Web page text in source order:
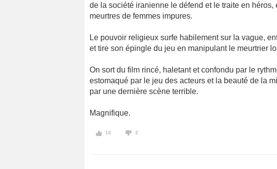
de la société iranienne le défend et le traite en
meurtres de femmes impures.
Le pouvoir religieux surfe habilement sur la vague,
et tire son épingle du jeu en manipulant le meurtrier
On sort du film rincé, haletant et confondu par le
estomaqué par le jeu des acteurs et la beauté de la
par une dernière scène terrible.
Magnifique.
16 2